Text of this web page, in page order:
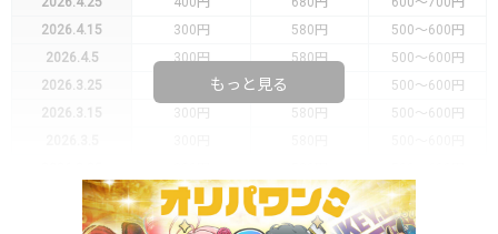
2026.4.15
300円 580円
500～600円
2026.4.5
300円 580円
500～600円
2026.3.25
500～600円
2026.3.15
300円 580円
500～600円
2026.2.15
300円 580円
500～600円
2026.2.5
300円 580円
500～600円
もっと見る